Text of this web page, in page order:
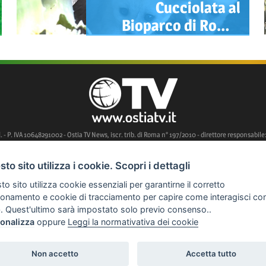
Cucciolata al
Bioparco di Roma:
più piccoli del mondo
- P. IVA 10648291002 - Ostia TV News, iscr. trib. di Roma n° 197/2010 - direttore
SUCCESSO PER QUALITÀ E PARTECIPAZIONE. CONSEGNATI DAL COMUNE DI FIUMICINO
SULLA SCALINATA DI REGINE PACIS A OSTIA
SCOMPARSA AD ACILIA ALL’ALBA DEL 22 LUGLIO
FUORIUSCITA DI GPL
sito utilizza i cookie. Scopri i dettagli
sito utilizza cookie essenziali per garantirne il corretto
e cookie di tracciamento per capire come interagisci
Quest'ultimo sarà impostato solo previo consenso..
oppure Leggi la normativativa dei cookie
Non accetto Accetta tutto